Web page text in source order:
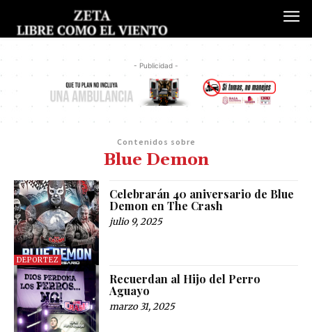
- Publicidad -
Contenidos sobre
Blue Demon
DEPORTEZ
Celebrarán 40 aniversario de Blue
Demon en The Crash
julio 9, 2025
Recuerdan al Hijo del Perro
Aguayo
marzo 31, 2025